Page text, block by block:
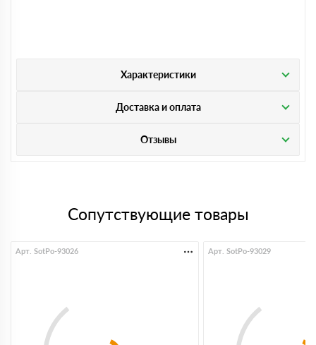
Характеристики
Доставка и оплата
Отзывы
Сопутствующие товары
Арт. SotPo-93026 Арт. SotPo-93029